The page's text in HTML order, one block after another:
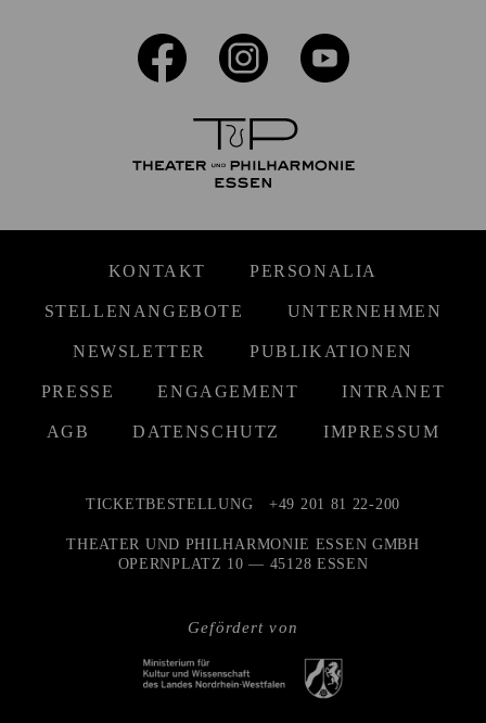
KONTAKT PERSONALIA
STELLENANGEBOTE UNTERNEHMEN
NEWSLETTER PUBLIKATIONEN
PRESSE ENGAGEMENT INTRANET
AGB DATENSCHUTZ IMPRESSUM
Gefördert von
TICKETBESTELLUNG +49 201 81 22-200
THEATER UND PHILHARMONIE ESSEN GMBH
OPERNPLATZ 10 — 45128 ESSEN